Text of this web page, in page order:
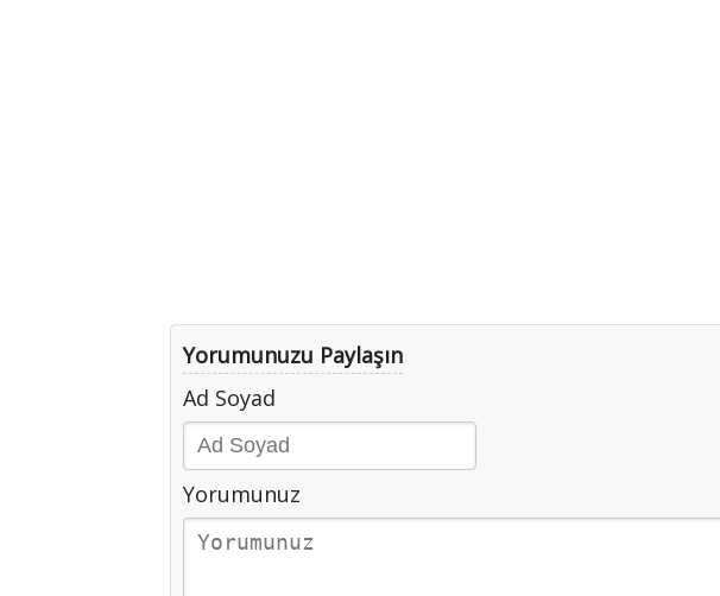
Yorumunuzu Paylaşın
Ad Soyad
Yorumunuz